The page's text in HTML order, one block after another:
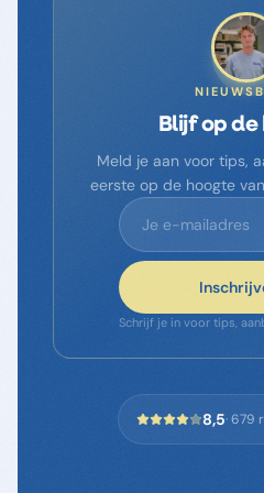
Blijf op
Meld je aan voor tips,
eerste op de hoogte
Schrijf je in voor tips,
8,5·679